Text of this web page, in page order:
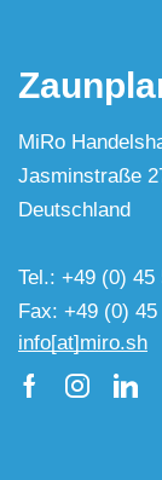
MiRo
Jasminstraße
Deutschland
Tel.: +49 (0) 45
Fax: +49 (0)
info[at]miro.sh